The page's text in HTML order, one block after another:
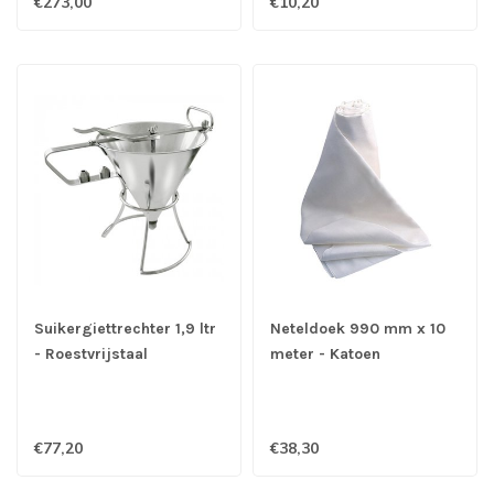
Suikergiettrechter 1,9 ltr
- Roestvrijstaal
€77,20
Neteldoek 990 mm x 10
meter - Katoen
€38,30